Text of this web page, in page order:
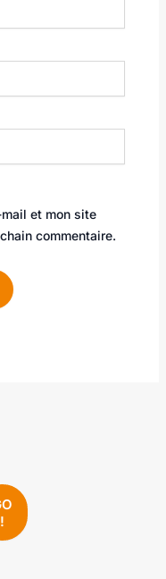
et mon site
commentaire.
!